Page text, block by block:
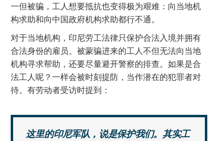
一但被骗，工人想要抵抗也变得极为艰难：向当地机
构求助和向中国政府机构求助都行不通。
对于当地机构，印尼劳工法律只保护合法入境并拥有
合法身份的雇员。被蒙骗进来的工人不但无法向当地
机构寻求帮助，还要尽量避开警察的排查。如果是合
法工人呢？一样会被时刻提防，当作潜在的犯罪者对
待。有劳动者受访时提到：
这里的印尼军队，说是保护我们。其实工